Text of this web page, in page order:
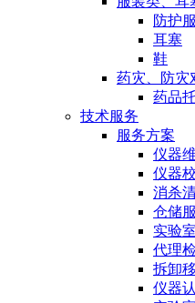
防护服
耳塞
鞋
药灾、防灾
药品
技术服务
服务方案
仪器
仪器
消杀
仓储
实验
代理
拆卸
仪器